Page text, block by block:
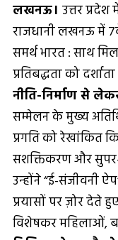
लखनऊ।उत्तर
राजधानी लखनऊ में
समर्थ भारत : साथ
प्रतिबद्धता को
नीति-निर्माण से
सम्मेलन के मुख्य
प्रगति को रेखांकित
सशक्तिकरण और
उन्होंने “ई-संजीवनी
प्रयासों पर ज़ोर देते
विशेषकर महिलाओं,